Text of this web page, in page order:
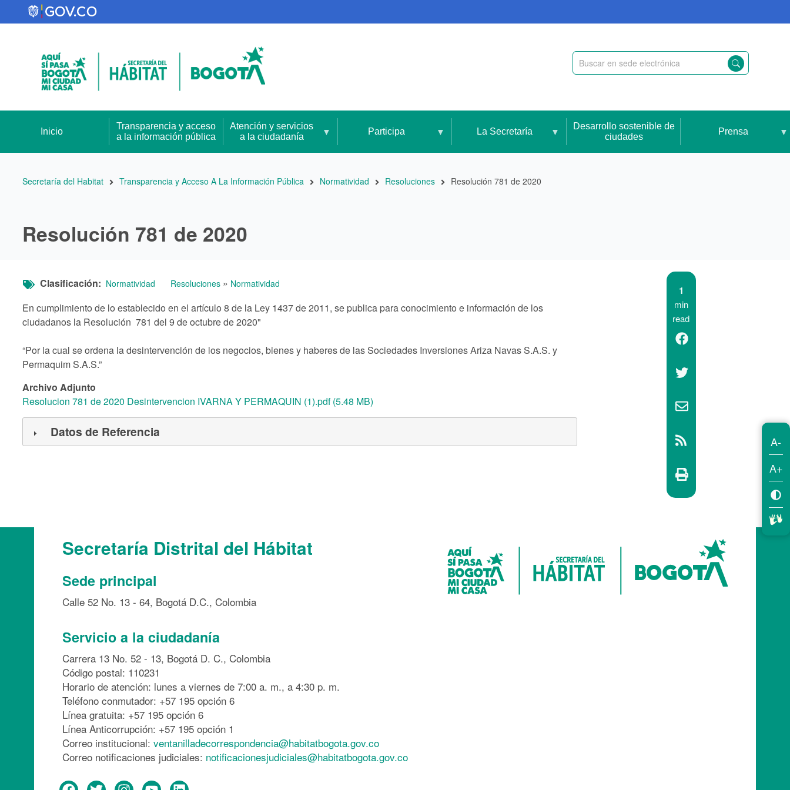
al
Inicio
Transparencia y acceso
a la información pública
Atención y servicios
a la ciudadanía
Participa La Secretaría
Desarrollo sostenible de
ciudades
Prensa
Ruta
navegación
Secretaría del Habitat Transparencia y Acceso A La Información Pública Normatividad Resoluciones Resolución 781 de 2020
Resolución 781 de 2020
Clasificación Normatividad Resoluciones » Normatividad
En cumplimiento de lo establecido en el artículo 8 de la Ley 1437 de 2011, se publica para conocimiento e información de los
ciudadanos la Resolución 781 del 9 de octubre de 2020"
“Por la cual se ordena la desintervención de los negocios, bienes y haberes de las Sociedades Inversiones Ariza Navas S.A.S. y
Permaquim S.A.S.”
Archivo Adjunto
Resolucion 781 de 2020 Desintervencion IVARNA Y PERMAQUIN (1).pdf (5.48 MB)
Datos de Referencia
1
min
read
Secretaría Distrital del Hábitat
Sede principal
Calle 52 No. 13 - 64, Bogotá D.C., Colombia
Servicio a la ciudadanía
Carrera 13 No. 52 - 13, Bogotá D. C., Colombia
Código postal: 110231
Horario de atención: lunes a viernes de 7:00 a. m., a 4:30 p. m.
Teléfono conmutador: +57 195 opción 6
Línea gratuita: +57 195 opción 6
Línea Anticorrupción: +57 195 opción 1
Correo institucional:ventanilladecorrespondencia@habitatbogota.gov.co
Correo notificaciones judiciales: notificacionesjudiciales@habitatbogota.gov.co
A-
A+